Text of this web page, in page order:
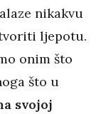
nikakvu
ljepotu.
onim što
što u
svojoj